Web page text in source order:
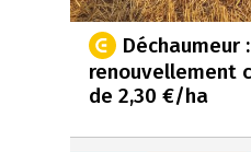
Déchaumeur
renouvellement
de 2,30 €/ha